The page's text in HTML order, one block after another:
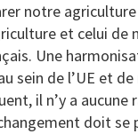
notre
et celui de
Une
sein de l’UE et
il n’y a
doit